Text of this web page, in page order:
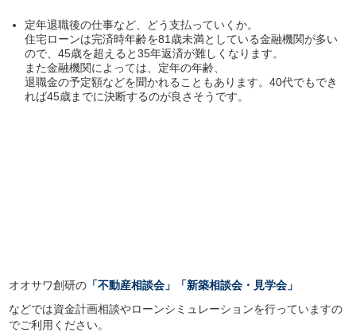
定年退職後の仕事など、どう支払っていくか。
住宅ローンは完済時年齢を81歳未満としている金融機関が多い
ので、45歳を超えると35年返済が難しくなります。
また金融機関によっては、定年の年齢、
退職金の予定額などを聞かれることもあります。40代でもでき
れば45歳までに決断するのが良さそうです。
オオサワ創研の 「不動産相談会」「新築相談会・見学会」
などでは資金計画相談やローンシミュレーションを行っていますの
でご利用ください。